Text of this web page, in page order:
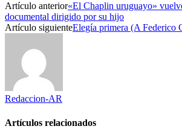
Artículo anterior«El Chaplin uruguayo»
documental dirigido por su hijo
Artículo siguienteElegía primera (A Federico
Redaccion-AR
Artículos relacionados